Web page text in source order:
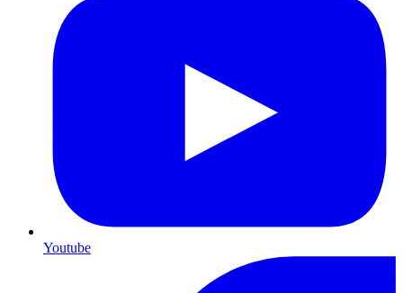
Youtube